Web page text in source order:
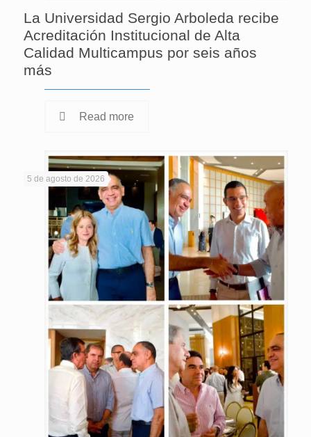
La Universidad Sergio Arboleda recibe
Acreditación Institucional de Alta
Calidad Multicampus por seis años
más
Read more
5 de agosto de 2026